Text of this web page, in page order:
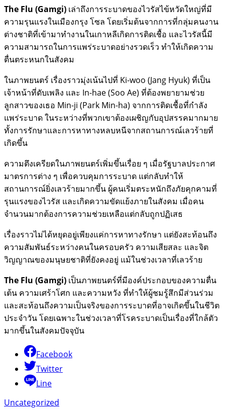
The Flu (Gamgi) เล่าถึงการระบาดของไวรัสไข้หวัดใหญ่ที่มี
ความรุนแรงในเมืองกรุง โซล โดยเริ่มต้นจากการที่กลุ่มคนงาน
ต่างชาติที่เข้ามาทำงานในเกาหลีเกิดการติดเชื้อ และไวรัสนี้มี
ความสามารถในการแพร่ระบาดอย่างรวดเร็ว ทำให้เกิดความ
ตื่นตระหนกในสังคม
ในภาพยนตร์ เรื่องราวมุ่งเน้นไปที่ Ki-woo (Jang Hyuk) ที่เป็น
เจ้าหน้าที่ดับเพลิง และ In-hae (Soo Ae) ที่ต้องพยายามช่วย
ลูกสาวของเธอ Min-ji (Park Min-ha) จากการติดเชื้อที่กำลัง
แพร่ระบาด ในระหว่างที่พวกเขาต้องเผชิญกับอุปสรรคมากมาย
ทั้งการรักษาและการหาทางหลบหนีจากสถานการณ์เลวร้ายที่
เกิดขึ้น
ความตึงเครียดในภาพยนตร์เพิ่มขึ้นเรื่อย ๆ เมื่อรัฐบาลประกาศ
มาตรการต่าง ๆ เพื่อควบคุมการระบาด แต่กลับทำให้
สถานการณ์ยิ่งเลวร้ายมากขึ้น ผู้คนเริ่มตระหนักถึงภัยคุกคามที่
รุนแรงของไวรัส และเกิดความขัดแย้งภายในสังคม เมื่อคน
จำนวนมากต้องการความช่วยเหลือแต่กลับถูกปฏิเสธ
เรื่องราวไม่ได้หยุดอยู่เพียงแค่การหาทางรักษา แต่ยังสะท้อนถึง
ความสัมพันธ์ระหว่างคนในครอบครัว ความเสียสละ และจิต
วิญญาณของมนุษยชาติที่ยังคงอยู่ แม้ในช่วงเวลาที่เลวร้าย
The Flu (Gamgi) เป็นภาพยนตร์ที่มีองค์ประกอบของความตื่น
เต้น ความเศร้าโศก และความหวัง ที่ทำให้ผู้ชมรู้สึกมีส่วนร่วม
และสะท้อนถึงความเป็นจริงของการระบาดที่อาจเกิดขึ้นในชีวิต
ประจำวัน โดยเฉพาะในช่วงเวลาที่โรคระบาดเป็นเรื่องที่ใกล้ตัว
มากขึ้นในสังคมปัจจุบัน
Facebook
Twitter
Line
Uncategorized